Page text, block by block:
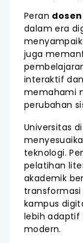
Peran dosen
dalam era
juga
interaktif
memahami
perubahan
Universitas
teknologi.
pelatihan
akademik
transformasi
kampus
lebih adaptif
modern.